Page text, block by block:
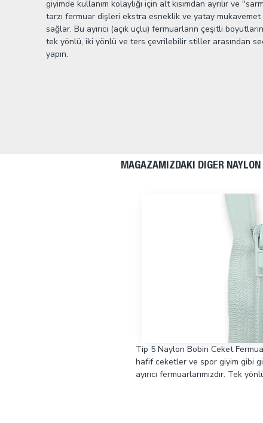
giyimde kullanım kolaylığı için alt kısımdan ayrılır ve
tarzı fermuar dişleri ekstra esneklik ve yatay mukavemet
sağlar. Bu ayırıcı (açık uçlu) fermuarların çeşitli
tek yönlü, iki yönlü ve ters çevrilebilir stiller arasından
yapın.
MAĞAZAMIZDAKI DIĞER
Tip 5 Naylon Bobin Ceket
hafif ceketler ve spor giyim gibi
ayırıcı fermuarlarımızdır. Tek